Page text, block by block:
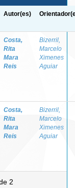
Autor(es)
Costa,
Rita
Mara
Reis
Bizerril,
Marcelo
Ximenes
Aguiar
Costa,
Rita
Mara
Reis
Bizerril,
Marcelo
Ximenes
Aguiar
2